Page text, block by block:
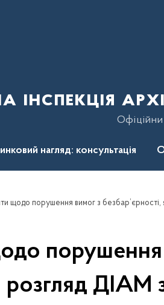
інспекція
нагляд: консультація
щодо порушення вимог з
порушення
розгляд ДІАМ